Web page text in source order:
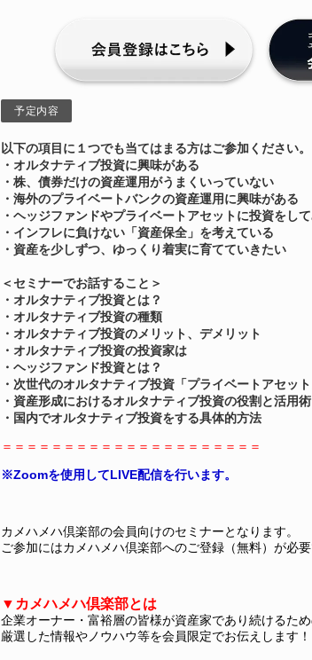
予定内容
以下の項目に１つでも当てはまる方はご参加ください。
・オルタナティブ投資に興味がある
・株、債券だけの資産運用がうまくいっていない
・海外のプライベートバンクの資産運用に興味がある
・ヘッジファンドやプライベートアセットに投資をし
・インフレに負けない「資産保全」を考えている
・資産を少しずつ、ゆっくり着実に育てていきたい
＜セミナーでお話すること＞
・オルタナティブ投資とは？
・オルタナティブ投資の種類
・オルタナティブ投資のメリット、デメリット
・オルタナティブ投資の投資家は
・ヘッジファンド投資とは？
・次世代のオルタナティブ投資「プライベートアセッ
・資産形成におけるオルタナティブ投資の役割と活用術
・国内でオルタナティブ投資をする具体的方法
＝＝＝＝＝＝＝＝＝＝＝＝＝＝＝＝＝＝＝＝＝
※Zoomを使用してLIVE配信を行います。
カメハメハ倶楽部の会員向けのセミナーとなります。
ご参加にはカメハメハ倶楽部へのご登録（無料）が必
▼カメハメハ倶楽部とは
企業オーナー・富裕層の皆様が資産家であり続けるため
厳選した情報やノウハウ等を会員限定でお伝えします！